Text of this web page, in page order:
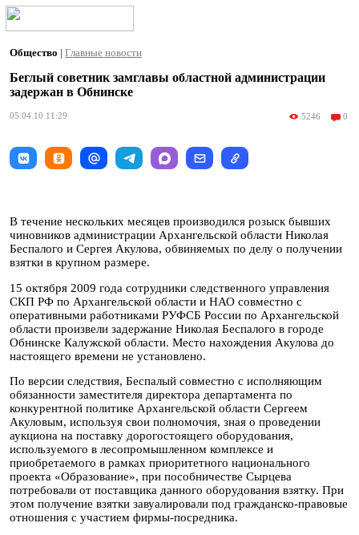
Общество | Главные новости
Беглый советник замглавы областной администрации
задержан в Обнинске
05.04.10 11:29 5246 0
В течение нескольких месяцев производился розыск бывших
чиновников администрации Архангельской области Николая
Беспалого и Сергея Акулова, обвиняемых по делу о получении
взятки в крупном размере.
15 октября 2009 года сотрудники следственного управления
СКП РФ по Архангельской области и НАО совместно с
оперативными работниками РУФСБ России по Архангельской
области произвели задержание Николая Беспалого в городе
Обнинске Калужской области. Место нахождения Акулова до
настоящего времени не установлено.
По версии следствия, Беспалый совместно с исполняющим
обязанности заместителя директора департамента по
конкурентной политике Архангельской области Сергеем
Акуловым, используя свои полномочия, зная о проведении
аукциона на поставку дорогостоящего оборудования,
используемого в лесопромышленном комплексе и
приобретаемого в рамках приоритетного национального
проекта «Образование», при пособничестве Сырцева
потребовали от поставщика данного оборудования взятку. При
этом получение взятки завуалировали под гражданско-правовые
отношения с участием фирмы-посредника.